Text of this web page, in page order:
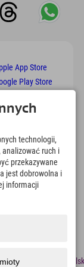
km
jazdy na nartach i
technologii,
analizować ruch i
przekazywane
jest dobrowolna i
informacji